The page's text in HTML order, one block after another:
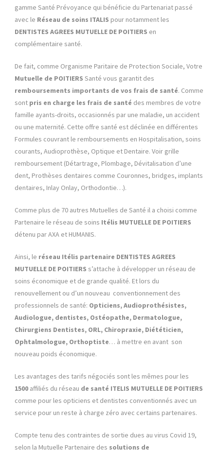
gamme Santé Prévoyance qui bénéficie du Partenariat passé
avec le Réseau de soins ITALIS pour notamment les
DENTISTES AGREES MUTUELLE DE POITIERS en
complémentaire santé.
De fait, comme Organisme Paritaire de Protection Sociale, Votre
Mutuelle de POITIERS Santé vous garantit des
remboursements importants de vos frais de santé. Comme
sont pris en charge les frais de santé des membres de votre
famille ayants-droits, occasionnés par une maladie, un accident
ou une maternité. Cette offre santé est déclinée en différentes
Formules couvrant le remboursements en Hospitalisation, soins
courants, Audioprothèse, Optique et Dentaire. Voir grille
remboursement (Détartrage, Plombage, Dévitalisation d’une
dent, Prothèses dentaires comme Couronnes, bridges, implants
dentaires, Inlay Onlay, Orthodontie…).
Comme plus de 70 autres Mutuelles de Santé il a choisi comme
Partenaire le réseau de soins Itélis MUTUELLE DE POITIERS
détenu par AXA et HUMANIS.
Ainsi, le réseau Itélis partenaire DENTISTES AGREES
MUTUELLE DE POITIERS s’attache à développer un réseau de
soins économique et de grande qualité. Et lors du
renouvellement ou d’un nouveau conventionnement des
professionnels de santé: Opticiens, Audioprothésistes,
Audiologue, dentistes, Ostéopathe, Dermatologue,
Chirurgiens Dentistes, ORL, Chiropraxie, Diététicien,
Ophtalmologue, Orthoptiste… à mettre en avant son
nouveau poids économique.
Les avantages des tarifs négociés sont les mêmes pour les
1500 affiliés du réseau de santé ITELIS MUTUELLE DE POITIERS
comme pour les opticiens et dentistes conventionnés avec un
service pour un reste à charge zéro avec certains partenaires.
Compte tenu des contraintes de sortie dues au virus Covid 19,
selon la Mutuelle Partenaire des solutions de